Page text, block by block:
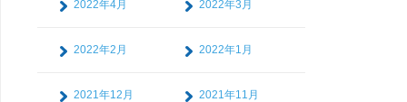
2022年4月 2022年3月
2022年2月 2022年1月
2021年12月 2021年11月